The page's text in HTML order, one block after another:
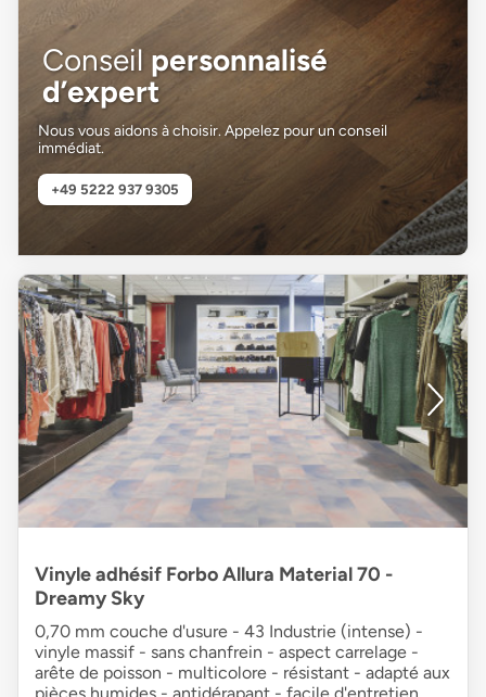
Conseil personnalisé
d’expert
Nous vous aidons à choisir. Appelez pour un conseil
immédiat.
+49 5222 937 9305
Vinyle adhésif Forbo Allura Material 70 -
Dreamy Sky
0,70 mm couche d'usure - 43 Industrie (intense) -
vinyle massif - sans chanfrein - aspect carrelage -
arête de poisson - multicolore - résistant - adapté aux